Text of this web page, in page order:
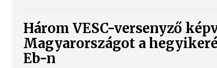
Három VESC-versenyző
Magyarországot a
Eb-n